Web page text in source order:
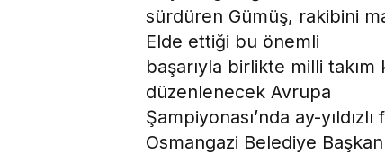
sürdüren Gümüş, rakibini
Elde ettiği bu önemli
başarıyla birlikte milli takım
düzenlenecek Avrupa
Şampiyonası’nda ay-
Osmangazi Belediye